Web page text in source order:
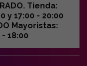
Tienda:
y 17:00 - 20:00
Mayoristas:
18:00